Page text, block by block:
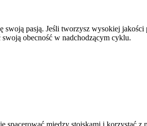
pasją. Jeśli tworzysz wysokiej jakości
obecność w nadchodzącym cyklu.
spacerować między stoiskami i korzystać z